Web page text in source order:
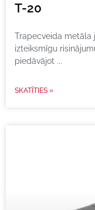
T-20
Trapecveida metāla
izteiksmīgu
piedāvājot
SKATĪTIES »